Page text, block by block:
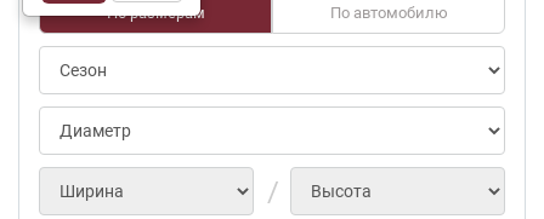
По размерам По автомобилю